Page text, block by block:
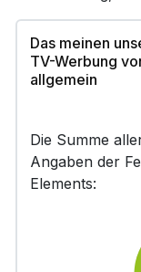
Das meinen
TV-Werbung
allgemein
Die Summe
Angaben der
Elements: